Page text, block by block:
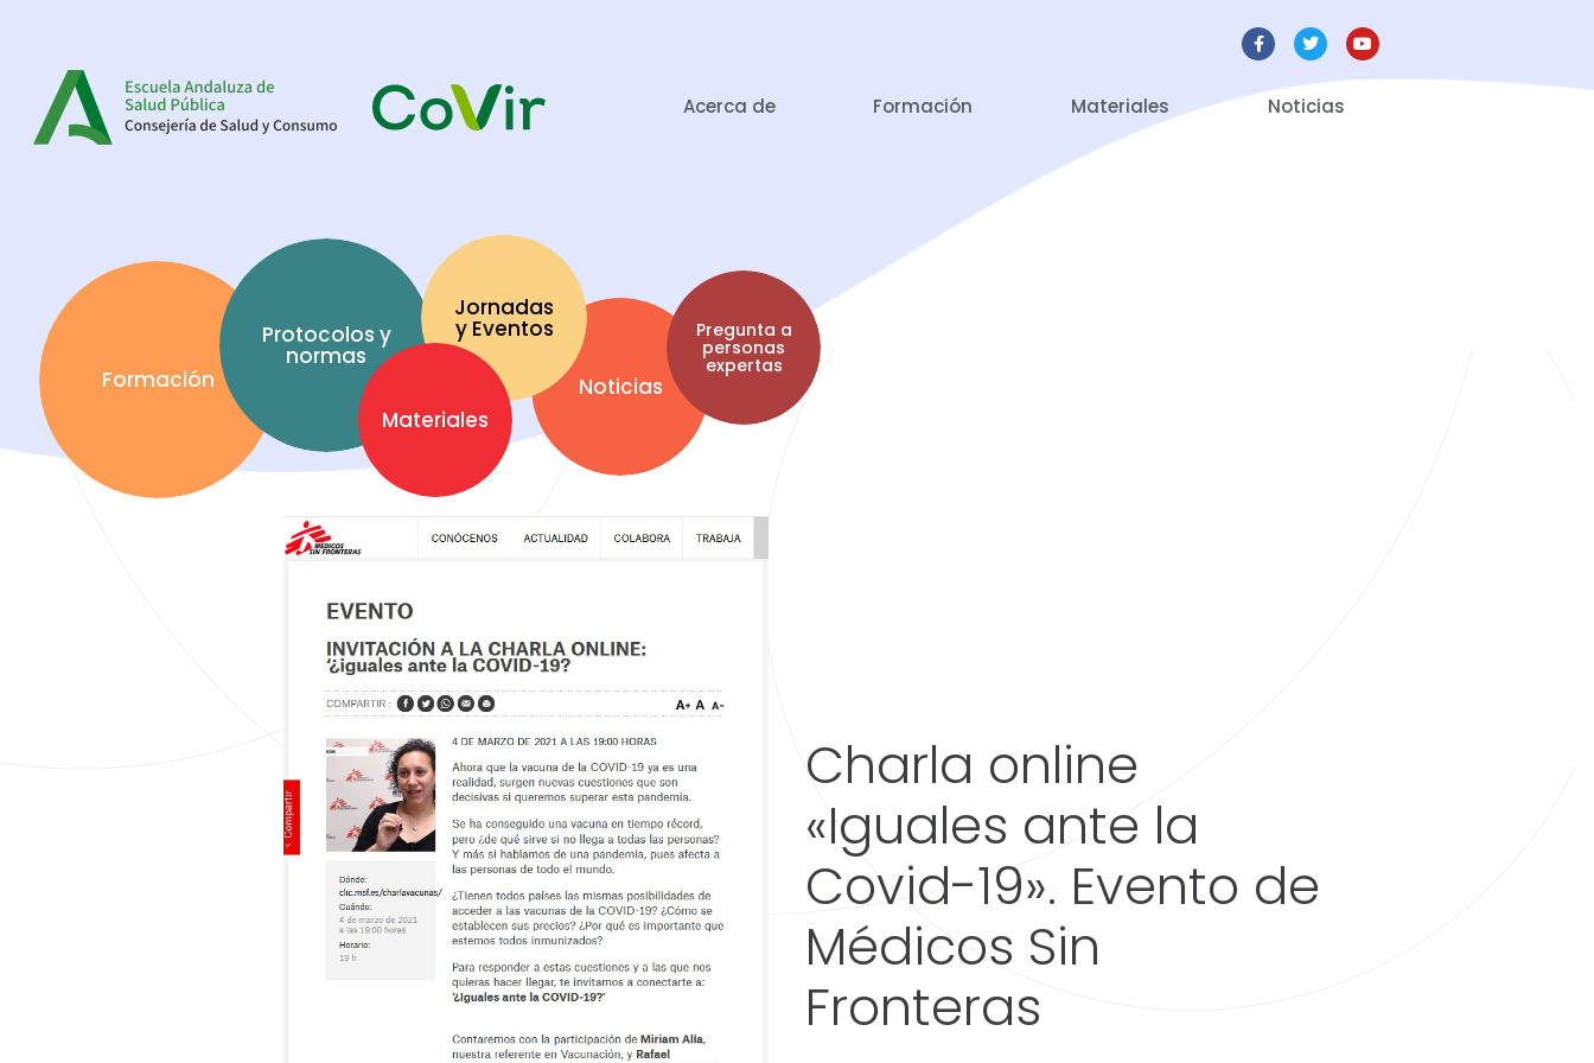
Acerca de Formación Materiales Noticias
Formación
Protocolos y
normas
Materiales
Jornadas
y Eventos
Noticias
Pregunta a
personas
expertas
Charla online
«Iguales ante la
Covid-19». Evento de
Médicos Sin
Fronteras